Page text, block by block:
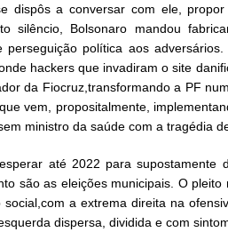
dispôs a conversar com ele,
silêncio, Bolsonaro mandou
perseguição política aos
hackers que invadiram o site
da Fiocruz,transformando a PF
vem, propositalmente,
ministro da saúde com a tragédia
até 2022 para supostamente
são as eleições municipais. O
social,com a extrema direita na
dispersa, dividida e com